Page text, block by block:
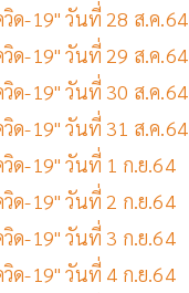
วิด-19" วันที่ 28 ส.ค.64
วิด-19" วันที่ 29 ส.ค.64
วิด-19" วันที่ 30 ส.ค.64
วิด-19" วันที่ 31 ส.ค.64
วิด-19" วันที่ 1 ก.ย.64
วิด-19" วันที่ 2 ก.ย.64
วิด-19" วันที่ 3 ก.ย.64
วิด-19" วันที่ 4 ก.ย.64